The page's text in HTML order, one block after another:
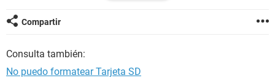
AYUUUDA X FAVOOOOR!Muchas gracias de antemano.
Compartir
Consulta también:
No puedo formatear Tarjeta SD